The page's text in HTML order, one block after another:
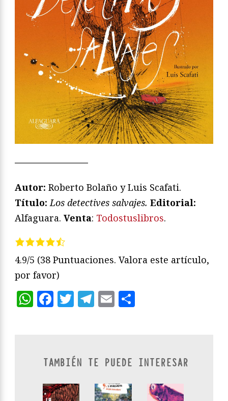
————————
Autor: Roberto Bolaño y Luis Scafati.
Título:Los detectives salvajes. Editorial:
Alfaguara. Venta: Todostuslibros.
4.9/5 (38 Puntuaciones. Valora este artículo,
por favor)
WhatsApp
Facebook
Twitter
Telegram
Email
TAMBIÉN TE PUEDE INTERESAR